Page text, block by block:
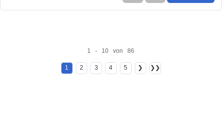
1 - 10 von 86
1 2 3 4 5 ❯ ❯❯